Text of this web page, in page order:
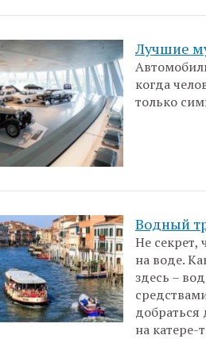
Лучшие
когда
только
Водный
Не секрет,
на воде.
здесь –
добраться
на катере-